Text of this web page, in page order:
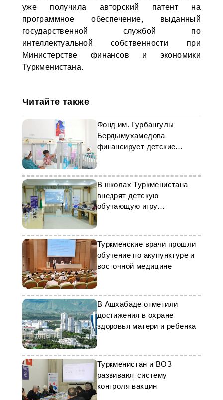
уже получила авторский патент на
программное обеспечение, выданный
государственной службой по
интеллектуальной собственности при
Министерстве финансов и экономики
Туркменистана.
Читайте также
Фонд им. Гурбангулы
Бердымухамедова
финансирует детские
хирургические операции
В школах Туркменистана
внедрят детскую
обучающую игру
«Иммунный патруль»
Туркменские врачи прошли
обучение по акупунктуре и
восточной медицине
В Ашхабаде отметили
достижения в охране
здоровья матери и ребенка
Туркменистан и ВОЗ
развивают систему
контроля вакцин